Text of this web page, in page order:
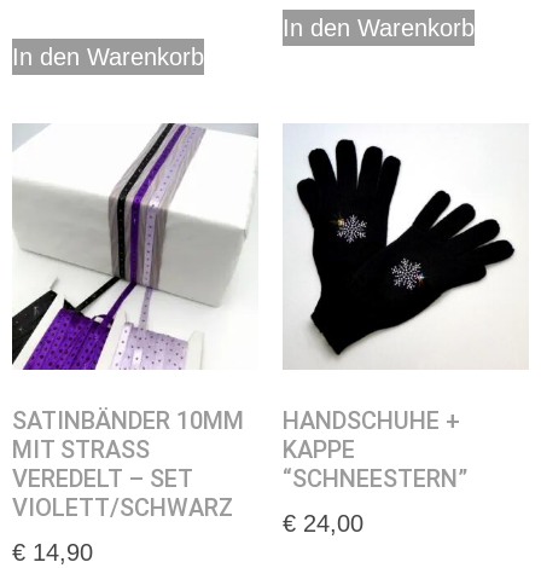
In den Warenkorb
In den Warenkorb
SATINBÄNDER 10MM
MIT STRASS
VEREDELT – SET
VIOLETT/SCHWARZ
€ 14,90
HANDSCHUHE +
KAPPE
“SCHNEESTERN”
€ 24,00